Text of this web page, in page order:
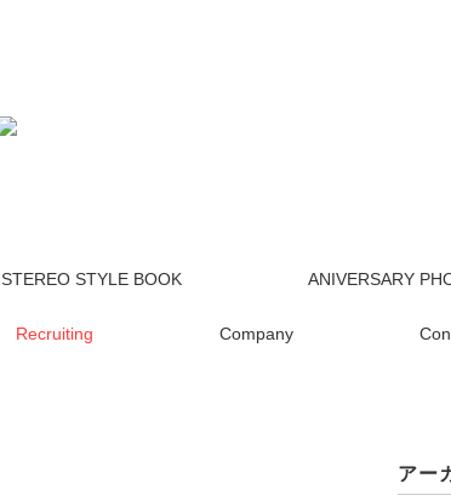
STEREO STYLE BOOK ANIVERSARY
Recruiting Company
アー